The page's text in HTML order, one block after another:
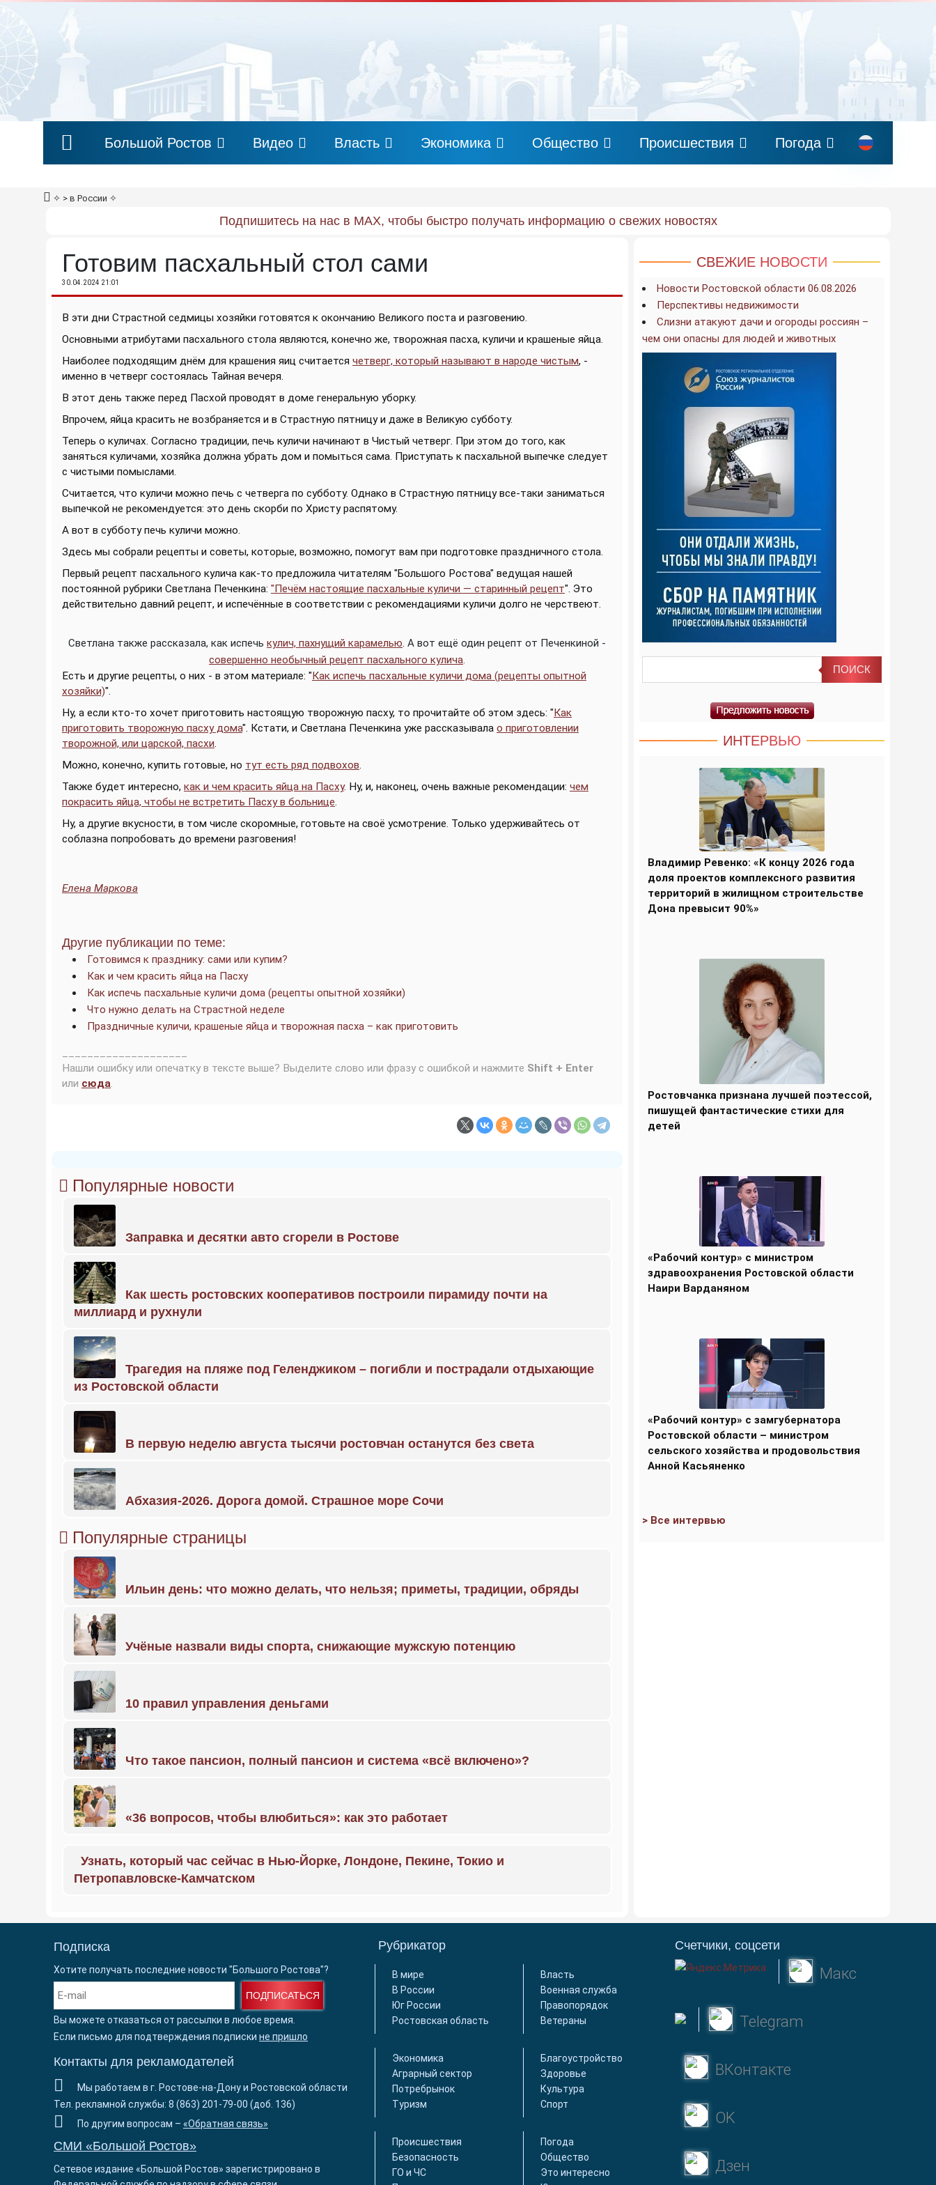
Большой Ростов Видео Власть Экономика Общество Происшествия Погода
✧ > в России ✧
Подпишитесь на нас в MAX, чтобы быстро получать информацию о свежих новостях
Готовим пасхальный стол сами
30.04.2024 21:01
В эти дни Страстной седмицы хозяйки готовятся к окончанию Великого поста и разговению.
Основными атрибутами пасхального стола являются, конечно же, творожная пасха, куличи и крашеные яйца.
Наиболее подходящим днём для крашения яиц считается четверг, который называют в народе чистым, -
именно в четверг состоялась Тайная вечеря.
В этот день также перед Пасхой проводят в доме генеральную уборку.
Впрочем, яйца красить не возбраняется и в Страстную пятницу и даже в Великую субботу.
Теперь о куличах. Согласно традиции, печь куличи начинают в Чистый четверг. При этом до того, как
заняться куличами, хозяйка должна убрать дом и помыться сама. Приступать к пасхальной выпечке следует
с чистыми помыслами.
Считается, что куличи можно печь с четверга по субботу. Однако в Страстную пятницу все-таки заниматься
выпечкой не рекомендуется: это день скорби по Христу распятому.
А вот в субботу печь куличи можно.
Здесь мы собрали рецепты и советы, которые, возможно, помогут вам при подготовке праздничного стола.
Первый рецепт пасхального кулича как-то предложила читателям "Большого Ростова" ведущая нашей
постоянной рубрики Светлана Печенкина: "Печём настоящие пасхальные куличи — старинный рецепт". Это
действительно давний рецепт, и испечённые в соответствии с рекомендациями куличи долго не черствеют.
Светлана также рассказала, как испечь кулич, пахнущий карамелью. А вот ещё один рецепт от Печенкиной -
совершенно необычный рецепт пасхального кулича.
Есть и другие рецепты, о них - в этом материале: "Как испечь пасхальные куличи дома (рецепты опытной
хозяйки)".
Ну, а если кто-то хочет приготовить настоящую творожную пасху, то прочитайте об этом здесь: "Как
приготовить творожную пасху дома". Кстати, и Светлана Печенкина уже рассказывала о приготовлении
творожной, или царской, пасхи.
Можно, конечно, купить готовые, но тут есть ряд подвохов.
Также будет интересно, как и чем красить яйца на Пасху. Ну, и, наконец, очень важные рекомендации: чем
покрасить яйца, чтобы не встретить Пасху в больнице.
Ну, а другие вкусности, в том числе скоромные, готовьте на своё усмотрение. Только удерживайтесь от
соблазна попробовать до времени разговения!
Елена Маркова
Другие публикации по теме:
Готовимся к празднику: сами или купим?
Как и чем красить яйца на Пасху
Как испечь пасхальные куличи дома (рецепты опытной хозяйки)
Что нужно делать на Страстной неделе
Праздничные куличи, крашеные яйца и творожная пасха – как приготовить
Нашли ошибку или опечатку в тексте выше? Выделите слово или фразу с ошибкой и нажмите Shift + Enter
или сюда.
Популярные новости
Заправка и десятки авто сгорели в Ростове
Как шесть ростовских кооперативов построили пирамиду почти на
миллиард и рухнули
Трагедия на пляже под Геленджиком – погибли и пострадали отдыхающие
из Ростовской области
В первую неделю августа тысячи ростовчан останутся без света
Абхазия-2026. Дорога домой. Страшное море Сочи
Популярные страницы
Ильин день: что можно делать, что нельзя; приметы, традиции, обряды
Учёные назвали виды спорта, снижающие мужскую потенцию
10 правил управления деньгами
Что такое пансион, полный пансион и система «всё включено»?
«36 вопросов, чтобы влюбиться»: как это работает
Узнать, который час сейчас в Нью-Йорке, Лондоне, Пекине, Токио и
Петропавловске-Камчатском
СВЕЖИЕ НОВОСТИ
Новости Ростовской области 06.08.2026
Перспективы недвижимости
Слизни атакуют дачи и огороды россиян –
чем они опасны для людей и животных
ИНТЕРВЬЮ
Владимир Ревенко: «К концу 2026 года
доля проектов комплексного развития
территорий в жилищном строительстве
Дона превысит 90%»
Ростовчанка признана лучшей поэтессой,
пишущей фантастические стихи для
детей
«Рабочий контур» с министром
здравоохранения Ростовской области
Наири Варданяном
«Рабочий контур» с замгубернатора
Ростовской области – министром
сельского хозяйства и продовольствия
Анной Касьяненко
> Все интервью
Подписка
Хотите получать последние новости "Большого Ростова"?
ПОДПИСАТЬСЯ
Вы можете отказаться от рассылки в любое время.
Если письмо для подтверждения подписки не пришло
Контакты для рекламодателей
Мы работаем в г. Ростове-на-Дону и Ростовской области
Тел. рекламной службы: 8 (863) 201-79-00 (доб. 136)
По другим вопросам – «Обратная связь»
СМИ «Большой Ростов»
Сетевое издание «Большой Ростов» зарегистрировано в
Рубрикатор
В мире
В России
Юг России
Ростовская область
Власть
Военная служба
Правопорядок
Ветераны
Экономика
Аграрный сектор
Потребрынок
Туризм
Благоустройство
Здоровье
Культура
Спорт
Происшествия
Безопасность
ГО и ЧС
Погода
Общество
Это интересно
Счетчики, соцсети
Макс
Telegram
ВКонтакте
OK
Дзен